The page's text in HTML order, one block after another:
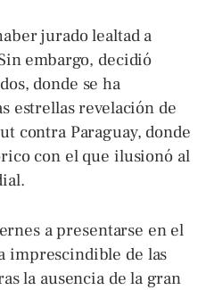
jurado lealtad a
embargo, decidió
donde se ha
estrellas revelación de
contra Paraguay, donde
con el que ilusionó al
a presentarse en el
imprescindible de las
la ausencia de la gran